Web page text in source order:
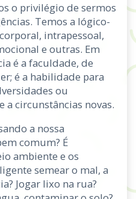
o privilégio de sermos
Temos a lógico-
intrapessoal,
e outras. Em
é a faculdade, de
é a habilidade para
ou
a circunstâncias novas.
a nossa
comum? É
ambiente e os
semear o mal, a
Jogar lixo na rua?